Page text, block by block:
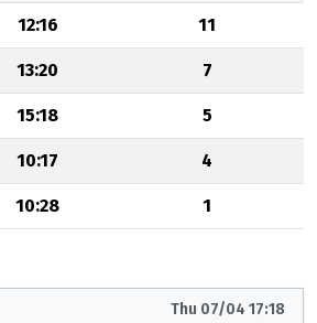
12:16 11
13:20 7
15:18 5
10:17 4
10:28 1
Thu 07/04 17:18